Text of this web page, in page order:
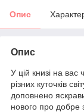
Опис
Опис
У цій книзі на вас
різних куточків
доповнено
нового про добре